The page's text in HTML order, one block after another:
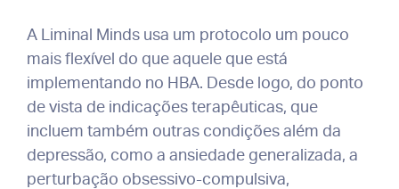
A Liminal Minds usa um protocolo um pouco
mais flexível do que aquele que está
implementando no HBA. Desde logo, do ponto
de vista de indicações terapêuticas, que
incluem também outras condições além da
depressão, como a ansiedade generalizada, a
perturbação obsessivo-compulsiva,